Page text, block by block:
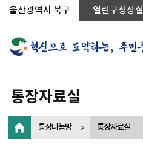
상단메뉴로 바로가기
전체메뉴로 바로가기
왼쪽메뉴로 바로가기
본문으로 바로가기
울산광역시 북구 열린구청장실
통장자료실
통장나눔방 통장자료실